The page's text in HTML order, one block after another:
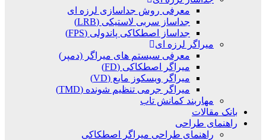
معرفی روش جداسازی لرزه ای
جداساز سربی لاستیکی (LRB)
جداساز اصطکاکی پاندولی (FPS)
میراگر لرزه ای
معرفی سیستم های میراگر (دمپر)
میراگر اصطکاکی (FD)
میراگر ویسکوز مایع (VD)
میراگر جرمی تنظیم شونده (TMD)
مهاربند کمانش تاب
بانک مقالات
راهنمای طراحی
راهنمای طراحی میراگر اصطکاکی